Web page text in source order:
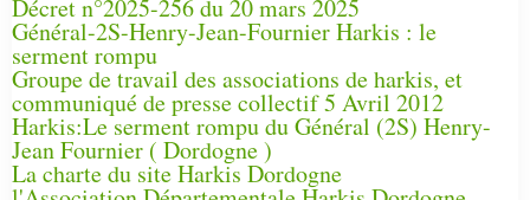
Décret n°2025-256 du 20 mars 2025
Général-2S-Henry-Jean-Fournier Harkis : le
serment rompu
Groupe de travail des associations de harkis, et
communiqué de presse collectif 5 Avril 2012
Harkis:Le serment rompu du Général (2S) Henry-
Jean Fournier ( Dordogne )
La charte du site Harkis Dordogne